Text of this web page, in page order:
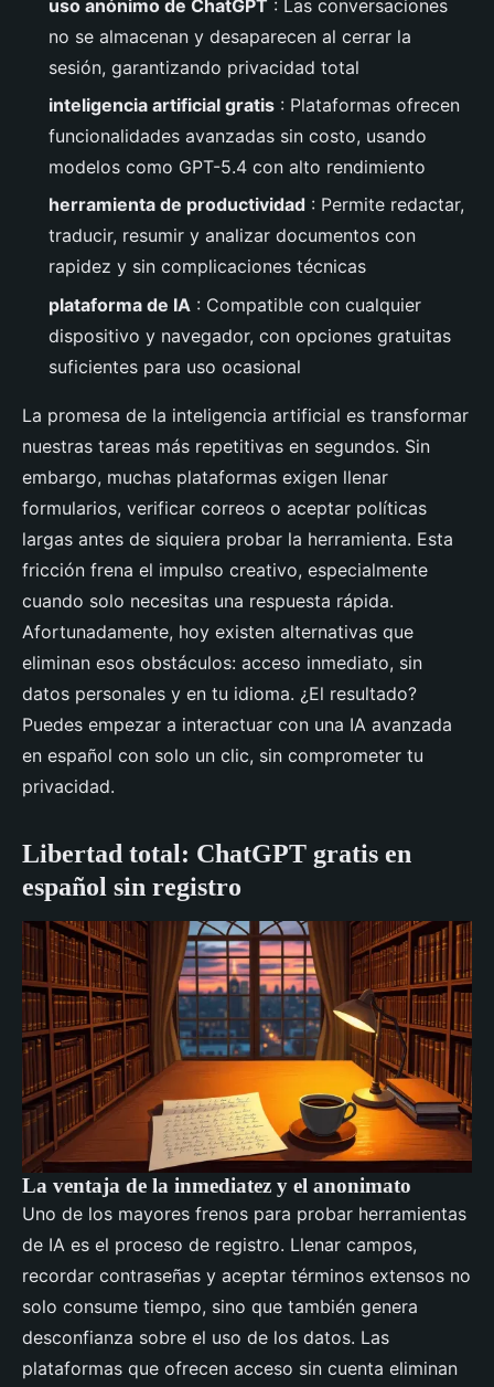
uso anónimo de ChatGPT : Las conversaciones
no se almacenan y desaparecen al cerrar la
sesión, garantizando privacidad total
inteligencia artificial gratis : Plataformas ofrecen
funcionalidades avanzadas sin costo, usando
modelos como GPT-5.4 con alto rendimiento
herramienta de productividad : Permite redactar,
traducir, resumir y analizar documentos con
rapidez y sin complicaciones técnicas
plataforma de IA : Compatible con cualquier
dispositivo y navegador, con opciones gratuitas
suficientes para uso ocasional
La promesa de la inteligencia artificial es transformar
nuestras tareas más repetitivas en segundos. Sin
embargo, muchas plataformas exigen llenar
formularios, verificar correos o aceptar políticas
largas antes de siquiera probar la herramienta. Esta
fricción frena el impulso creativo, especialmente
cuando solo necesitas una respuesta rápida.
Afortunadamente, hoy existen alternativas que
eliminan esos obstáculos: acceso inmediato, sin
datos personales y en tu idioma. ¿El resultado?
Puedes empezar a interactuar con una IA avanzada
en español con solo un clic, sin comprometer tu
privacidad.
Libertad total: ChatGPT gratis en
español sin registro
La ventaja de la inmediatez y el anonimato
Uno de los mayores frenos para probar herramientas
de IA es el proceso de registro. Llenar campos,
recordar contraseñas y aceptar términos extensos no
solo consume tiempo, sino que también genera
desconfianza sobre el uso de los datos. Las
plataformas que ofrecen acceso sin cuenta eliminan